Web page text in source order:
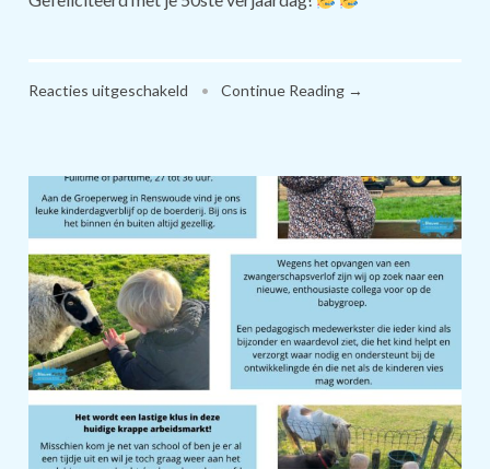
Reacties uitgeschakeldvoor
• Continue Reading →